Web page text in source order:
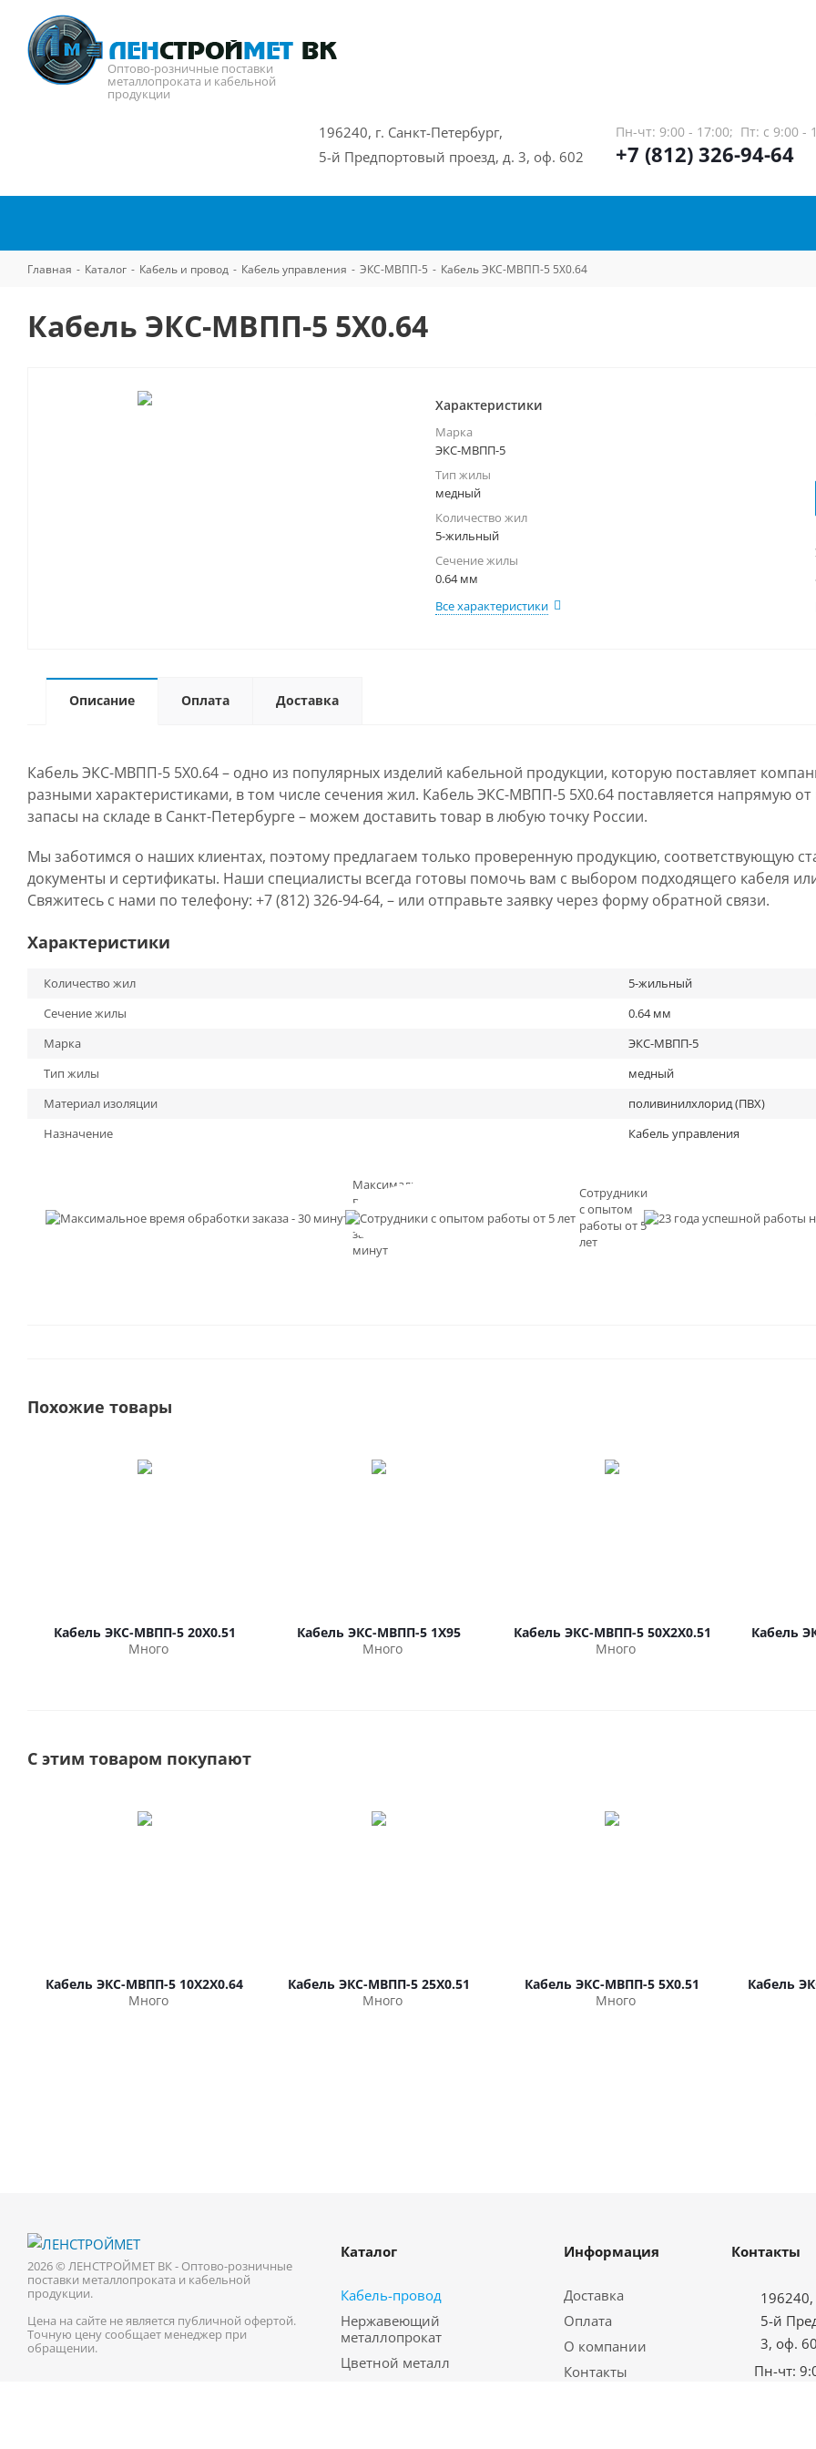
Оптово-розничные поставки
металлопроката и кабельной
продукции
196240, г. Санкт-Петербург,
5-й Предпортовый проезд, д. 3, оф. 602
Пн-чт: 9:00 - 17:00; Пт: с 9:00 -
+7 (812) 326-94-64
Главная - Каталог - Кабель и провод - Кабель управления - ЭКС-МВПП-5 - Кабель ЭКС-МВПП-5 5Х0.64
Кабель ЭКС-МВПП-5 5Х0.64
Характеристики
Марка
ЭКС-МВПП-5
Тип жилы
медный
Количество жил
5-жильный
Сечение жилы
0.64 мм
Все характеристики
Описание Оплата Доставка
Кабель ЭКС-МВПП-5 5Х0.64 – одно из популярных изделий кабельной продукции, которую поставляет
разными характеристиками, в том числе сечения жил. Кабель ЭКС-МВПП-5 5Х0.64 поставляется напрямую
запасы на складе в Санкт-Петербурге – можем доставить товар в любую точку России.
Мы заботимся о наших клиентах, поэтому предлагаем только проверенную продукцию, соответствующую
документы и сертификаты. Наши специалисты всегда готовы помочь вам с выбором подходящего кабеля
Свяжитесь с нами по телефону: +7 (812) 326-94-64, – или отправьте заявку через форму обратной связи.
Характеристики
Количество жил
5-жильный
Сечение жилы
0.64 мм
Марка
ЭКС-МВПП-5
Тип жилы
медный
Материал изоляции
поливинилхлорид (ПВХ)
Назначение
Кабель управления
Максимальное
время
обработки
заказа - 30
минут
Сотрудники
с опытом
работы от 5
лет
Похожие товары
Кабель ЭКС-МВПП-5 20Х0.51
Много
Кабель ЭКС-МВПП-5 1Х95
Много
Кабель ЭКС-МВПП-5 50Х2Х0.51
Много
Кабель
С этим товаром покупают
Кабель ЭКС-МВПП-5 10Х2Х0.64
Много
Кабель ЭКС-МВПП-5 25Х0.51
Много
Кабель ЭКС-МВПП-5 5Х0.51
Много
Кабель
2026 © ЛЕНСТРОЙМЕТ ВК - Оптово-розничные
поставки металлопроката и кабельной
продукции.
Цена на сайте не является публичной офертой.
Точную цену сообщает менеджер при
обращении.
Каталог
Кабель-провод
Нержавеющий
металлопрокат
Цветной металл
Информация
Доставка
Оплата
О компании
Контакты
Контакты
196240,
5-й
3, оф.
Пн-чт: